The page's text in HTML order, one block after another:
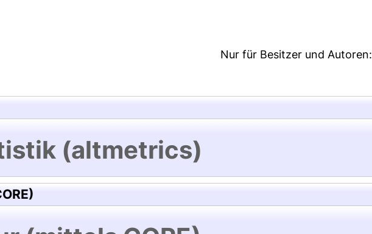
Nur für Besitzer und Autoren:
(altmetrics)